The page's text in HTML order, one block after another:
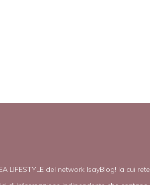
LIFESTYLE del network IsayBlog! la cui rete